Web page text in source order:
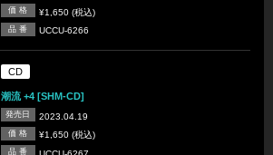
価 格 ¥1,650 (税込)
品 番 UCCU-6266
CD
潮流 +4 [SHM-CD]
発売日 2023.04.19
価 格 ¥1,650 (税込)
品 番